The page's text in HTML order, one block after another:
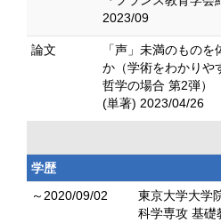
2023/09
論文
「声」未満のもの
か（学術をわかり
哲学の場合 第2弾）
(単著) 2023/04/26
学歴
～2020/09/02
東京大学大学
科学専攻 基礎